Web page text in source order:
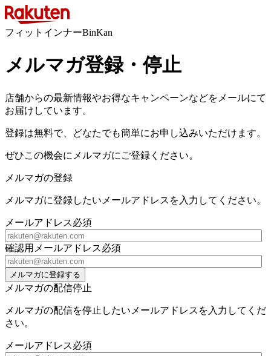
フィットインナーBinKan
メルマガ登録・停止
店舗からの最新情報やお得なキャンペーンなどをメールにて
お届けしています。
登録は無料で、どなたでも簡単にお申し込みいただけます。
ぜひこの機会にメルマガにご登録ください。
メルマガの登録
メルマガに登録したいメールアドレスを入力してください。
メールアドレス必須
確認用メールアドレス必須
メルマガに登録する
メルマガの配信停止
メルマガの配信を停止したいメールアドレスを入力してくだ
さい。
メールアドレス必須